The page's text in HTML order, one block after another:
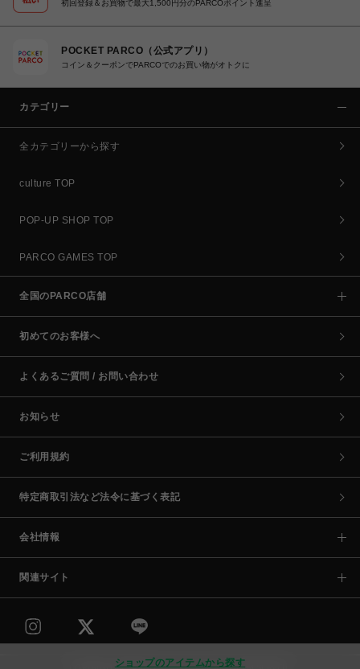
ショップのアイテムから探す
初回登録＆お買物で最大1,500円分のPARCOポイント進呈
POCKET PARCO（公式アプリ）
コイン＆クーポンでPARCOでのお買い物がオトクに
カテゴリー
全カテゴリーから探す
culture TOP
POP-UP SHOP TOP
PARCO GAMES TOP
全国のPARCO店舗
初めてのお客様へ
よくあるご質問 / お問い合わせ
お知らせ
ご利用規約
特定商取引法など法令に基づく表記
会社情報
関連サイト